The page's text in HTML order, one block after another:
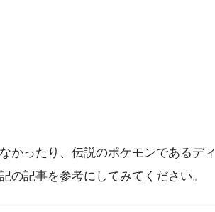
かったり、伝説のポケモンであるディ
の記事を参考にしてみてください。